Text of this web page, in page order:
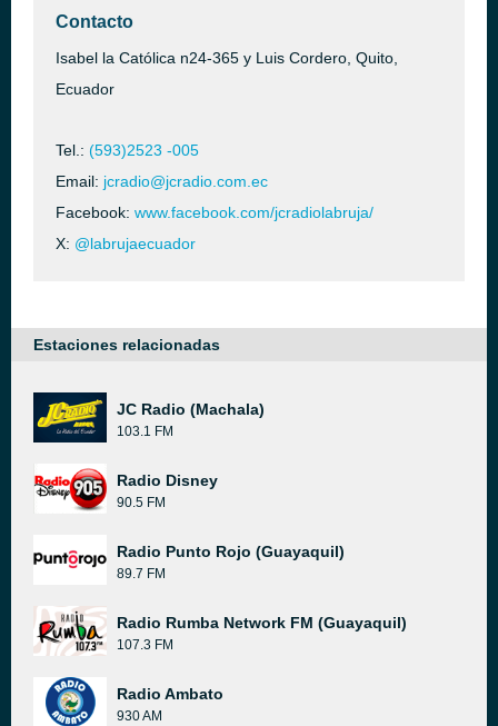
Contacto
Isabel la Católica n24-365 y Luis Cordero, Quito,
Ecuador
Tel.: (593)2523 -005
Email: jcradio@jcradio.com.ec
Facebook: www.facebook.com/jcradiolabruja/
X: @labrujaecuador
Estaciones relacionadas
JC Radio (Machala)
103.1 FM
Radio Disney
90.5 FM
Radio Punto Rojo (Guayaquil)
89.7 FM
Radio Rumba Network FM (Guayaquil)
107.3 FM
Radio Ambato
930 AM